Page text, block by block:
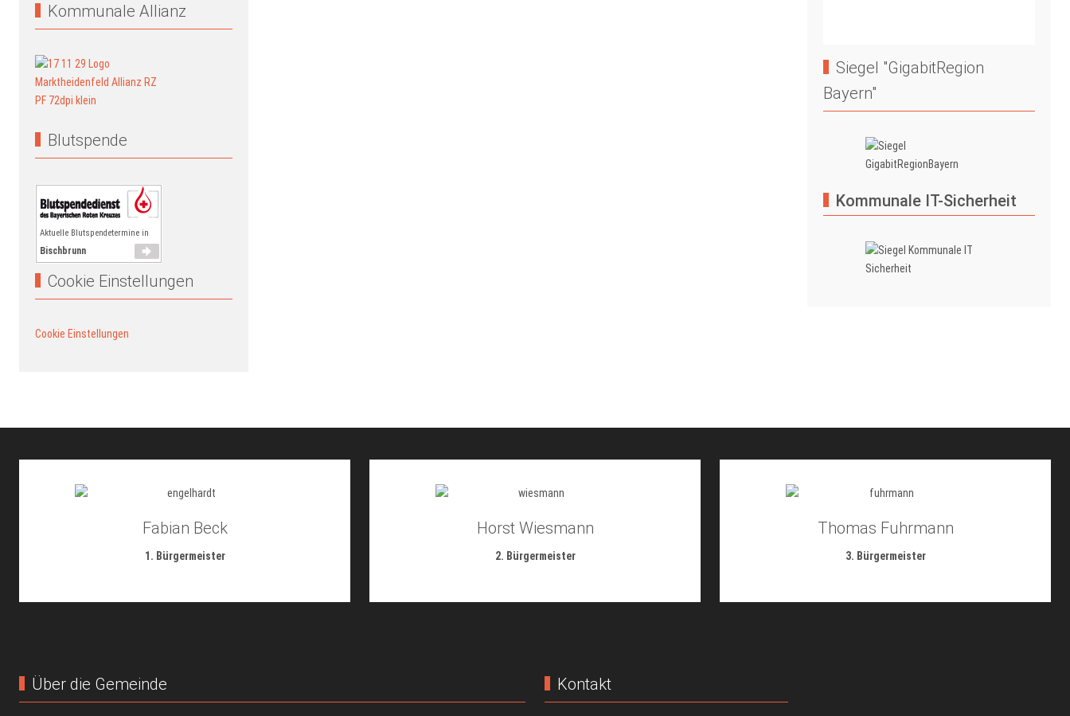
Kommunale Allianz
Blutspende
Aktuelle Blutspendetermine in
Bischbrunn
Cookie Einstellungen
Cookie Einstellungen
Siegel "GigabitRegion
Bayern"
Kommunale IT-Sicherheit
Fabian Beck
1. Bürgermeister
Horst Wiesmann
2. Bürgermeister
Thomas Fuhrmann
3. Bürgermeister
Über die Gemeinde Kontakt